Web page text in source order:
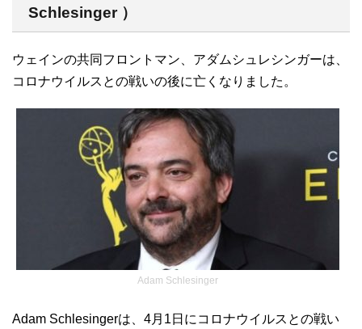
Schlesinger ）
ウェインの共同フロントマン、アダムシュレシンガーは、
コロナウイルスとの戦いの後に亡くなりました。
Adam Schlesinger
Adam Schlesingerは、4月1日にコロナウイルスとの戦い